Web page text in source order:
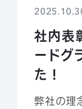
社内表
ードグ
た！
弊社の理